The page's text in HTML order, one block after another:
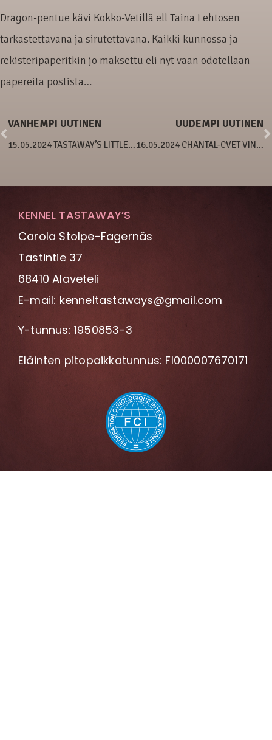
Dragon-pentue kävi Kokko-Vetillä ell Taina Lehtosen
tarkastettavana ja sirutettavana. Kaikki kunnossa ja
rekisteripaperitkin jo maksettu eli nyt vaan odotellaan
papereita postista…
VANHEMPI UUTINEN
15.05.2024 TASTAWAY’S LITTLE SWEET TEDDYGIRL
UUDEMPI UUTINEN
16.05.2024 CHANTAL-CVET VINNY VRCH
KENNEL TASTAWAY’S
Carola Stolpe-Fagernäs
Tastintie 37
68410 Alaveteli
E-mail: kenneltastaways@gmail.com
Y-tunnus: 1950853-3
Eläinten pitopaikkatunnus: FI000007670171